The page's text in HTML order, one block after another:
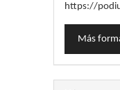
https://
Más